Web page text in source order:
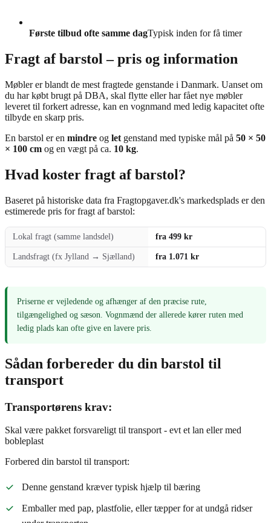
Første tilbud ofte samme dagTypisk inden for få timer
Fragt af barstol – pris og information
Møbler er blandt de mest fragtede genstande i Danmark. Uanset om
du har købt brugt på DBA, skal flytte eller har fået nye møbler
leveret til forkert adresse, kan en vognmand med ledig kapacitet ofte
tilbyde en skarp pris.
En barstol er en mindre og let genstand med typiske mål på 50 × 50
× 100 cm og en vægt på ca. 10 kg.
Hvad koster fragt af barstol?
Baseret på historiske data fra Fragtopgaver.dk's markedsplads er den
estimerede pris for fragt af barstol:
Lokal fragt (samme landsdel) fra 499 kr
Landsfragt (fx Jylland → Sjælland) fra 1.071 kr
Priserne er vejledende og afhænger af den præcise rute,
tilgængelighed og sæson. Vognmænd der allerede kører ruten med
ledig plads kan ofte give en lavere pris.
Sådan forbereder du din barstol til
transport
Transportørens krav:
Skal være pakket forsvareligt til transport - evt et lan eller med
bobleplast
Forbered din barstol til transport:
Denne genstand kræver typisk hjælp til bæring
Emballer med pap, plastfolie, eller tæpper for at undgå ridser